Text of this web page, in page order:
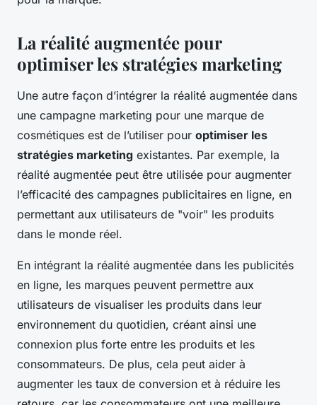
La réalité augmentée pour
optimiser les stratégies marketing
Une autre façon d’intégrer la réalité augmentée dans
une campagne marketing pour une marque de
cosmétiques est de l’utiliser pour optimiser les
stratégies marketing existantes. Par exemple, la
réalité augmentée peut être utilisée pour augmenter
l’efficacité des campagnes publicitaires en ligne, en
permettant aux utilisateurs de "voir" les produits
dans le monde réel.
En intégrant la réalité augmentée dans les publicités
en ligne, les marques peuvent permettre aux
utilisateurs de visualiser les produits dans leur
environnement du quotidien, créant ainsi une
connexion plus forte entre les produits et les
consommateurs. De plus, cela peut aider à
augmenter les taux de conversion et à réduire les